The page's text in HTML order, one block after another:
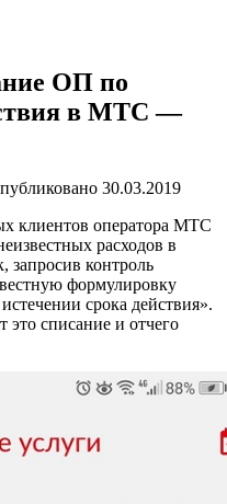
ОП по
в МТС —
30.03.2019
клиентов оператора МТС
расходов в
запросив контроль
формулировку
срока действия».
это списание и отчего